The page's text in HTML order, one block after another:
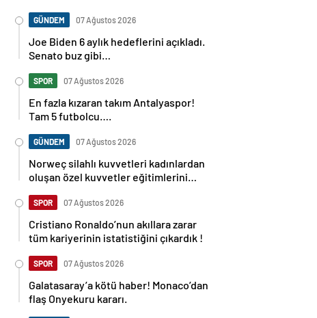
GÜNDEM 07 Ağustos 2026
Joe Biden 6 aylık hedeflerini açıkladı.
Senato buz gibi…
SPOR 07 Ağustos 2026
En fazla kızaran takım Antalyaspor!
Tam 5 futbolcu….
GÜNDEM 07 Ağustos 2026
Norweç silahlı kuvvetleri kadınlardan
oluşan özel kuvvetler eğitimlerini
SPOR 07 Ağustos 2026
Cristiano Ronaldo’nun akıllara zarar
tüm kariyerinin istatistiğini çıkardık !
SPOR 07 Ağustos 2026
Galatasaray’a kötü haber! Monaco’dan
flaş Onyekuru kararı.